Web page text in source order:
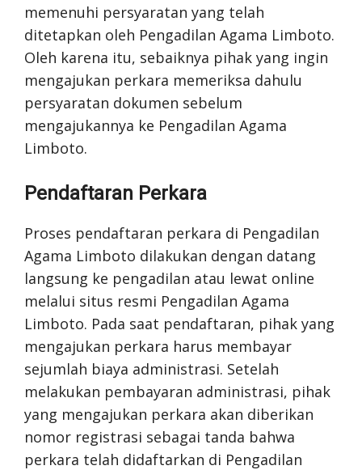
memenuhi persyaratan yang telah
ditetapkan oleh Pengadilan Agama Limboto.
Oleh karena itu, sebaiknya pihak yang ingin
mengajukan perkara memeriksa dahulu
persyaratan dokumen sebelum
mengajukannya ke Pengadilan Agama
Limboto.
Pendaftaran Perkara
Proses pendaftaran perkara di Pengadilan
Agama Limboto dilakukan dengan datang
langsung ke pengadilan atau lewat online
melalui situs resmi Pengadilan Agama
Limboto. Pada saat pendaftaran, pihak yang
mengajukan perkara harus membayar
sejumlah biaya administrasi. Setelah
melakukan pembayaran administrasi, pihak
yang mengajukan perkara akan diberikan
nomor registrasi sebagai tanda bahwa
perkara telah didaftarkan di Pengadilan